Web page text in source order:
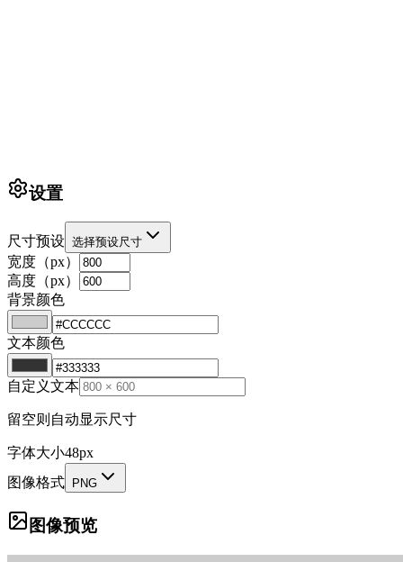
设置
尺寸预设 选择预设尺寸
宽度（px）
高度（px）
背景颜色
文本颜色
自定义文本
留空则自动显示尺寸
字体大小48px
图像格式
PNG
图像预览